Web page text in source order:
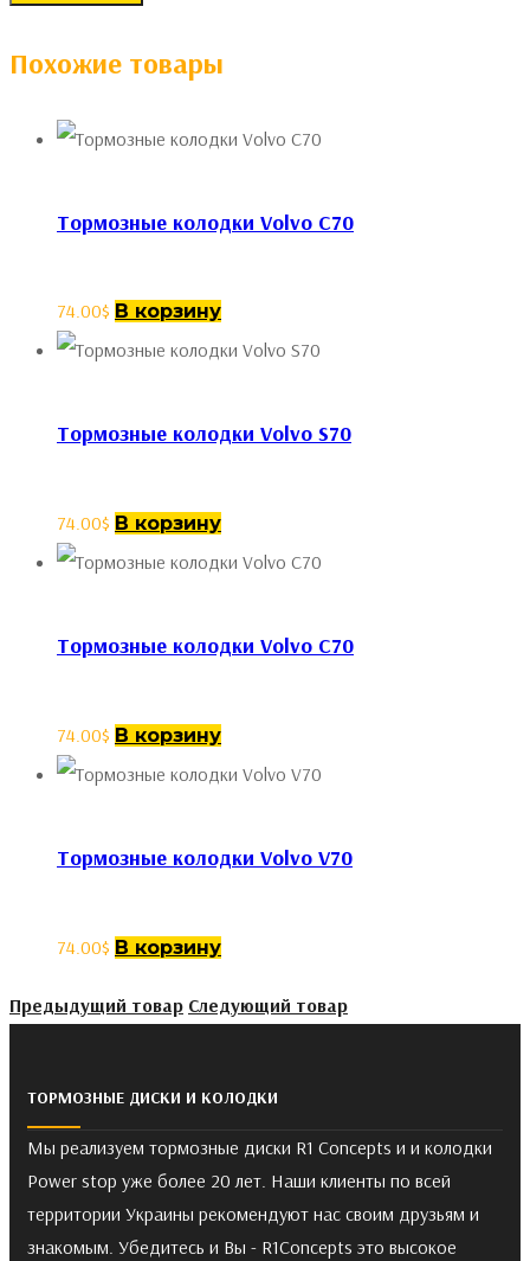
Похожие товары
Тормозные колодки Volvo C70
74.00$ В корзину
Тормозные колодки Volvo S70
74.00$ В корзину
Тормозные колодки Volvo C70
74.00$ В корзину
Тормозные колодки Volvo V70
74.00$ В корзину
Предыдущий товар Следующий товар
ТОРМОЗНЫЕ ДИСКИ И КОЛОДКИ
Мы реализуем тормозные диски R1 Concepts и и колодки
Power stop уже более 20 лет. Наши клиенты по всей
территории Украины рекомендуют нас своим друзьям и
знакомым. Убедитесь и Вы - R1Concepts это высокое